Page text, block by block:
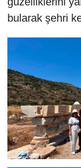
bularak şehri